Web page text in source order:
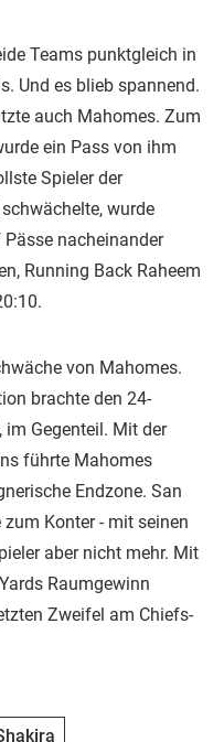
Teams punktgleich in
Und es blieb spannend.
auch Mahomes. Zum
ein Pass von ihm
Spieler der
wurde
nacheinander
Running Back Raheem
von Mahomes.
brachte den 24-
Gegenteil. Mit der
führte Mahomes
Endzone. San
Konter - mit seinen
aber nicht mehr. Mit
Raumgewinn
Zweifel am Chiefs-